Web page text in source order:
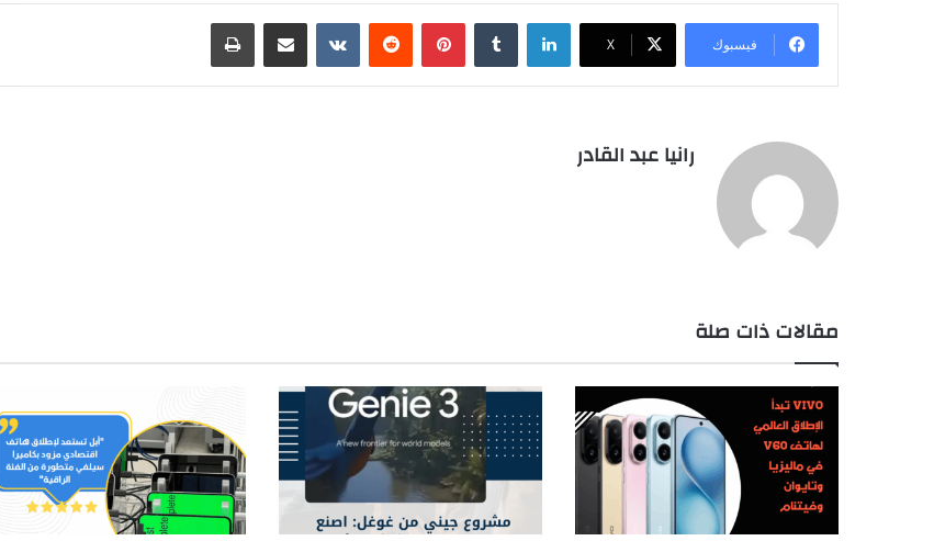
فيسبوك ‫X
لينكدإن بينتيريست مشاركة عبر البريد طباعة
رانيا عبد القادر
مقالات ذات صلة